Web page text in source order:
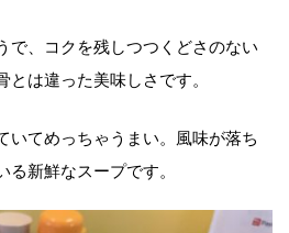
で、コクを残しつつくどさのない
は違った美味しさです。
いてめっちゃうまい。風味が落ち
新鮮なスープです。